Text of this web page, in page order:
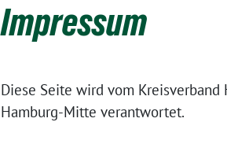
Impressum
Diese Seite wird vom Kreisverband
Hamburg-Mitte verantwortet.